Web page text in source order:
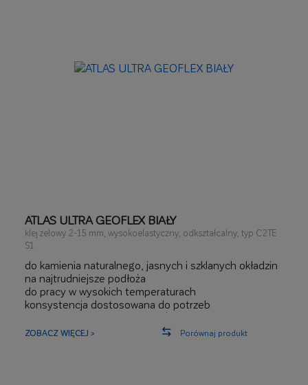
ATLAS ULTRA GEOFLEX BIAŁY
klej żelowy 2-15 mm, wysokoelastyczny, odkształcalny, typ C2TE
S1
do kamienia naturalnego, jasnych i szklanych okładzin
na najtrudniejsze podłoża
do pracy w wysokich temperaturach
konsystencja dostosowana do potrzeb
maksymalna wielkość płytek: ŻADNYCH
OGRANICZEŃ
ZOBACZ WIĘCEJ > Porównaj produkt